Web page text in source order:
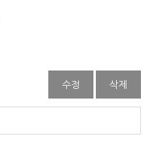
수정 삭제